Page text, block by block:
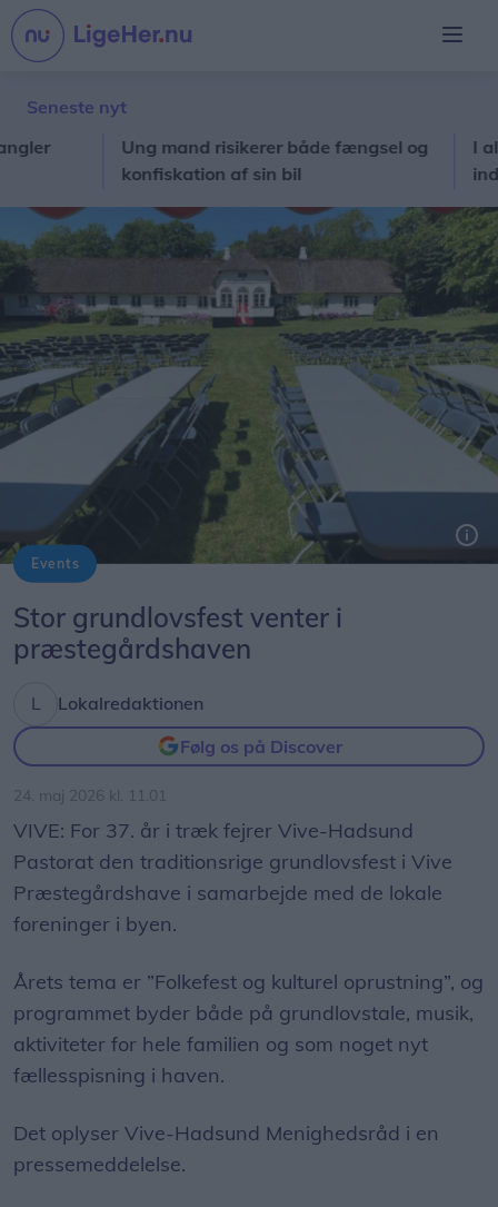
Seneste nyt
Ung mand risikerer både fængsel og
konfiskation af sin bil
I al
ind i
Events
Stor grundlovsfest venter i
præstegårdshaven
Lokalredaktionen
Følg os på Discover
24. maj 2026 kl. 11.01
VIVE: For 37. år i træk fejrer Vive-Hadsund
Pastorat den traditionsrige grundlovsfest i Vive
Præstegårdshave i samarbejde med de lokale
foreninger i byen.
Årets tema er ”Folkefest og kulturel oprustning”, og
programmet byder både på grundlovstale, musik,
aktiviteter for hele familien og som noget nyt
fællesspisning i haven.
Det oplyser Vive-Hadsund Menighedsråd i en
pressemeddelelse.